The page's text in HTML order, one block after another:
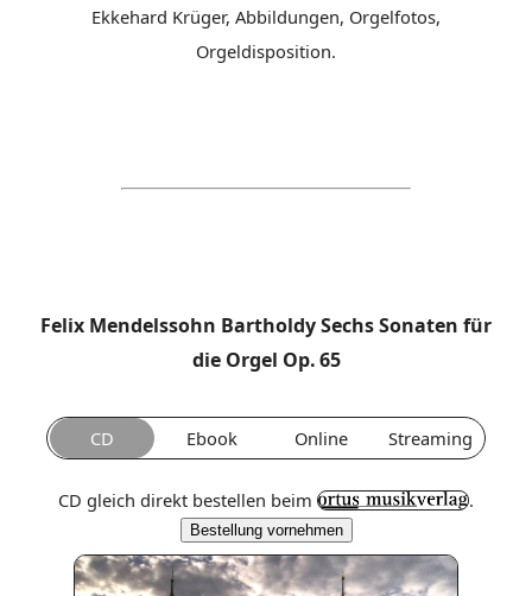
Ekkehard Krüger, Abbildungen, Orgelfotos,
Orgeldisposition.
Felix Mendelssohn Bartholdy Sechs Sonaten für
die Orgel Op. 65
CD Ebook Online Streaming
CD gleich direkt bestellen beim .
Bestellung vornehmen